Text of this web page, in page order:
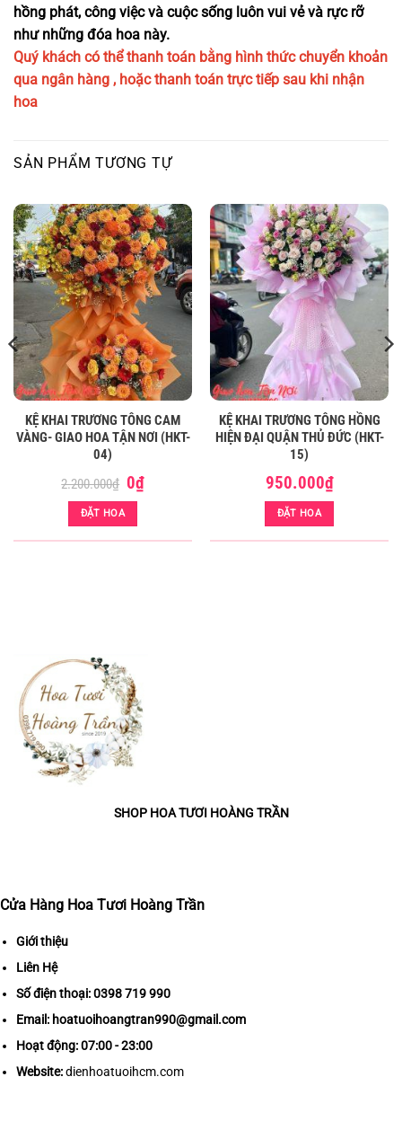
hồng phát, công việc và cuộc sống luôn vui vẻ và rực rỡ
như những đóa hoa này.
Quý khách có thể thanh toán bằng hình thức chuyển khoản
qua ngân hàng , hoặc thanh toán trực tiếp sau khi nhận
hoa
SẢN PHẨM TƯƠNG TỰ
KỆ KHAI TRƯƠNG TÔNG CAM
VÀNG- GIAO HOA TẬN NƠI (HKT-
04)
2.200.000₫ Giá
gốc
là:
2.200.000₫.
0₫Giá
hiện
ĐẶT HOA
KỆ KHAI TRƯƠNG TÔNG HỒNG
HIỆN ĐẠI QUẬN THỦ ĐỨC (HKT-
15)
950.000₫
ĐẶT HOA
SHOP HOA TƯƠI HOÀNG TRẦN
Cửa Hàng Hoa Tươi Hoàng Trần
Giới thiệu
Liên Hệ
Số điện thoại:0398 719 990
Email: hoatuoihoangtran990@gmail.com
Hoạt động: 07:00 - 23:00
Website: dienhoatuoihcm.com